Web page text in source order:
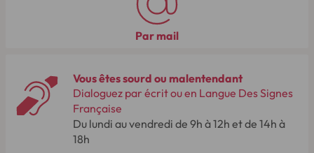
Par mail
Vous êtes sourd ou malentendant
Dialoguez par écrit ou en Langue Des Signes
Française
Du lundi au vendredi de 9h à 12h et de 14h à
18h